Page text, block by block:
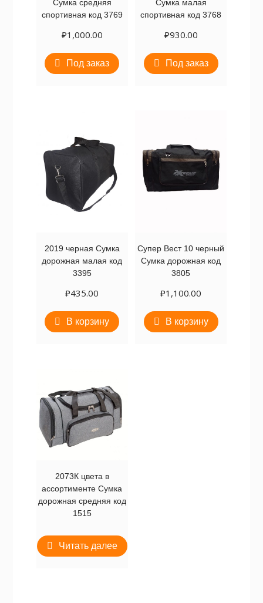
Сумка средняя
спортивная код 3769
₽1,000.00
Под заказ
Сумка малая
спортивная код 3768
₽930.00
Под заказ
2019 черная Сумка
дорожная малая код
3395
₽435.00
В корзину
Супер Вест 10 черный
Сумка дорожная код
3805
₽1,100.00
В корзину
2073К цвета в
ассортименте Сумка
дорожная средняя код
1515
Читать далее